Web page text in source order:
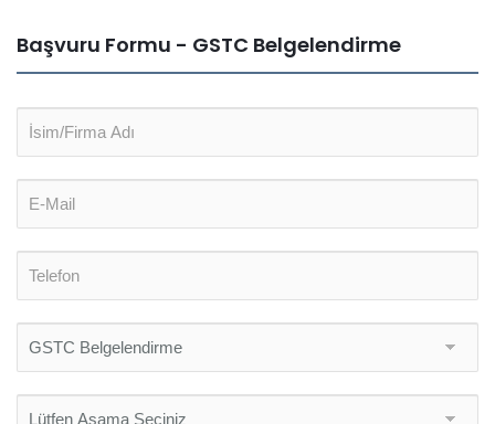
Başvuru Formu - GSTC Belgelendirme